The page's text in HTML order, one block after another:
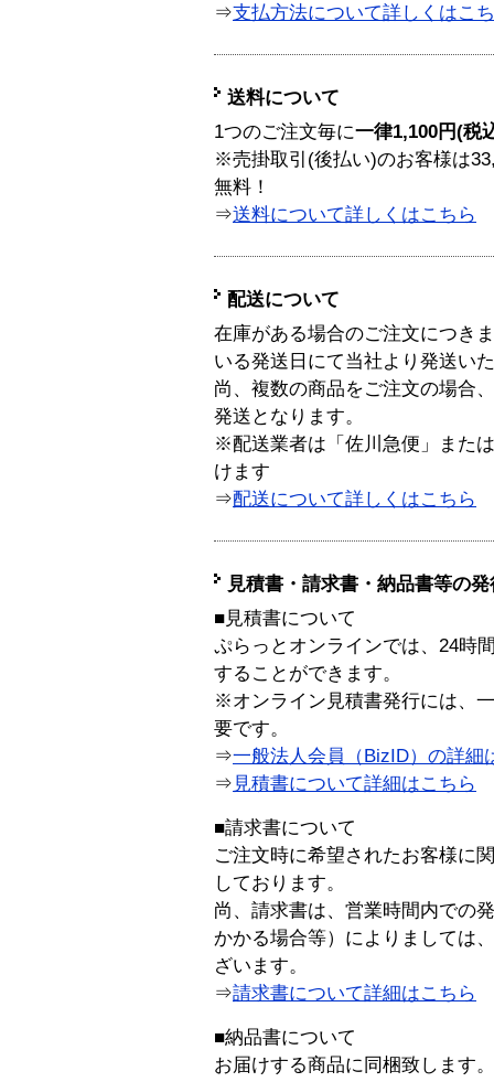
⇒支払方法について詳しくはこ
送料について
1つのご注文毎に一律1,100円(税
※売掛取引(後払い)のお客様は
無料！
⇒送料について詳しくはこちら
配送について
在庫がある場合のご注文につき
いる発送日にて当社より発送い
尚、複数の商品をご注文の場合
発送となります。
※配送業者は「佐川急便」また
けます
⇒配送について詳しくはこちら
見積書・請求書・納品書等の
■見積書について
ぷらっとオンラインでは、24時
することができます。
※オンライン見積書発行には、
要です。
⇒一般法人会員（BizID）の詳細
⇒ 見積書について詳細はこちら
■請求書について
ご注文時に希望されたお客様に
しております。
尚、請求書は、営業時間内での
かかる場合等）によりましては
ざいます。
⇒請求書について詳細はこちら
■納品書について
お届けする商品に同梱致します。